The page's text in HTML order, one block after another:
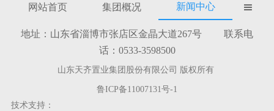
网站首页 集团概况 新闻中心 
地址：山东省淄博市张店区金晶大道267号 联系电
话：0533-3598500
山东天齐置业集团股份有限公司 版权所有
鲁ICP备11007131号-1
技术支持：